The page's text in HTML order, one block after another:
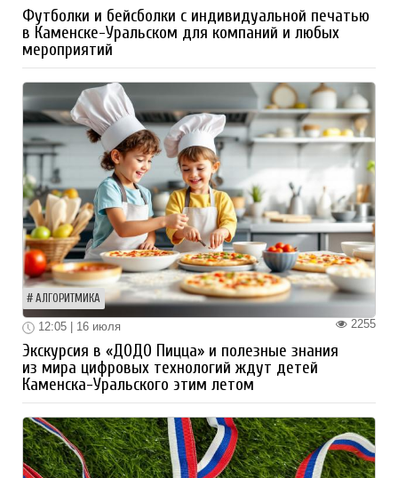
Футболки и бейсболки с индивидуальной печатью
в Каменске-Уральском для компаний и любых
мероприятий
АЛГОРИТМИКА
2255
12:05 | 16 июля
Экскурсия в «ДОДО Пицца» и полезные знания
из мира цифровых технологий ждут детей
Каменска-Уральского этим летом